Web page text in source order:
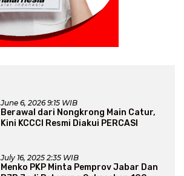
June 6, 2026 9:15 WIB
Berawal dari Nongkrong Main Catur,
Kini KCCCI Resmi Diakui PERCASI
July 16, 2025 2:35 WIB
Menko PKP Minta Pemprov Jabar Dan